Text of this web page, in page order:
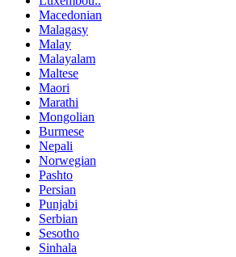
Macedonian
Malagasy
Malay
Malayalam
Maltese
Maori
Marathi
Mongolian
Burmese
Nepali
Norwegian
Pashto
Persian
Punjabi
Serbian
Sesotho
Sinhala